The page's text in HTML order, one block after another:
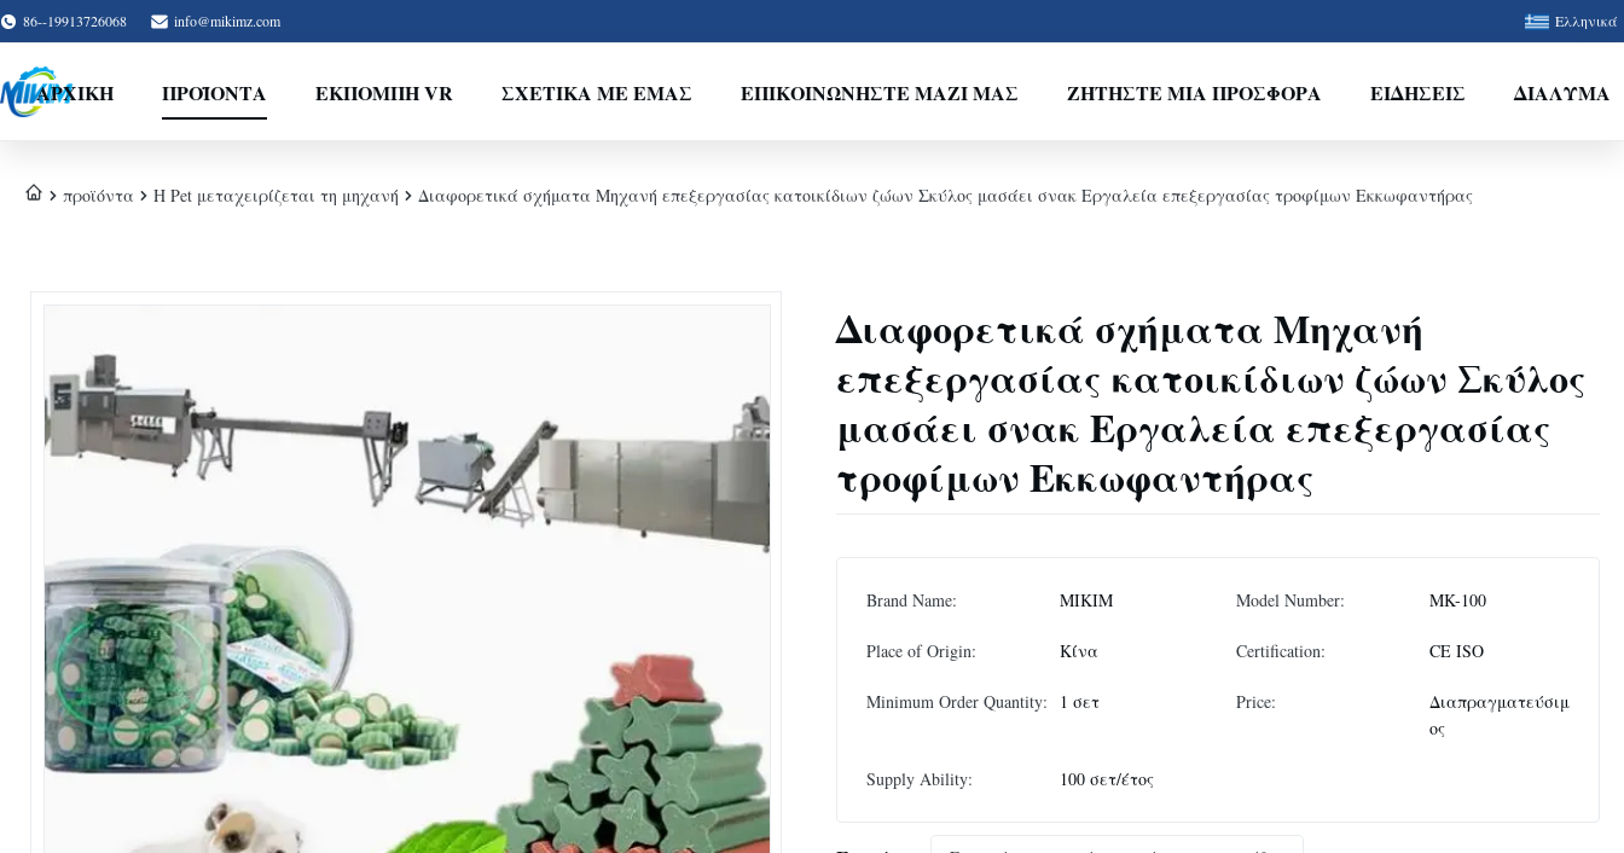
86--19913726068 info@mikimz.com Ελληνικά
ΑΡΧΙΚΉ ΠΡΟΪΌΝΤΑ ΕΚΠΟΜΠΉ VR ΣΧΕΤΙΚΆ ΜΕ ΕΜΆΣ ΕΠΙΚΟΙΝΩΝΉΣΤΕ ΜΑΖΊ ΜΑΣ ΖΗΤΉΣΤΕ ΜΙΑ ΠΡΟΣΦΟΡΆ ΕΙΔΉΣΕΙΣ ΔΙΆΛΥΜΑ
προϊόντα Η Pet μεταχειρίζεται τη μηχανή Διαφορετικά σχήματα Μηχανή επεξεργασίας κατοικίδιων ζώων Σκύλος μασάει σνακ Εργαλεία επεξεργασίας τροφίμων Εκκωφαντήρας
Διαφορετικά σχήματα Μηχανή
επεξεργασίας κατοικίδιων ζώων Σκύλος
μασάει σνακ Εργαλεία επεξεργασίας
τροφίμων Εκκωφαντήρας
Brand Name: MIKIM Model Number: MK-100
Place of Origin: Κίνα Certification: CE ISO
Minimum Order Quantity: 1 σετ Price:
Διαπραγματεύσιμ
ος
Supply Ability: 100 σετ/έτος